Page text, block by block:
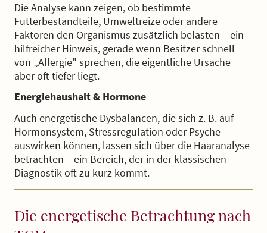
Die Analyse kann zeigen, ob bestimmte
Futterbestandteile, Umweltreize oder andere
Faktoren den Organismus zusätzlich belasten – ein
hilfreicher Hinweis, gerade wenn Besitzer schnell
von „Allergie" sprechen, die eigentliche Ursache
aber oft tiefer liegt.
Energiehaushalt & Hormone
Auch energetische Dysbalancen, die sich z. B. auf
Hormonsystem, Stressregulation oder Psyche
auswirken können, lassen sich über die Haaranalyse
betrachten – ein Bereich, der in der klassischen
Diagnostik oft zu kurz kommt.
Die energetische Betrachtung nach